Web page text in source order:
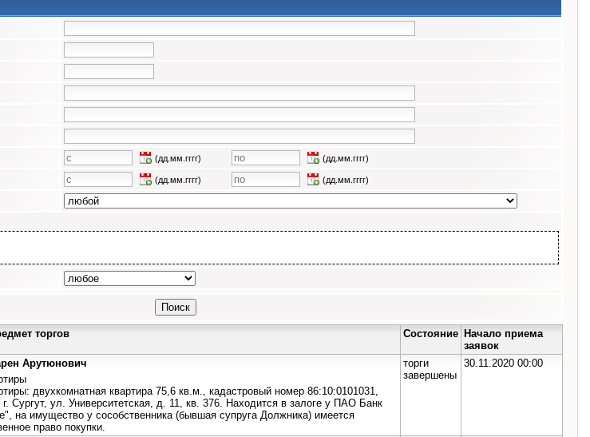
(дд.мм.гггг) (дд.мм.гггг)
(дд.мм.гггг) (дд.мм.гггг)
торгов Состояние Начало приема
заявок
Арутюнович
двухкомнатная квартира 75,6 кв.м., кадастровый номер 86:10:0101031,
Сургут, ул. Университетская, д. 11, кв. 376. Находится в залоге у ПАО Банк
на имущество у сособственника (бывшая супруга Должника) имеется
право покупки.
торги
завершены
30.11.2020 00:00